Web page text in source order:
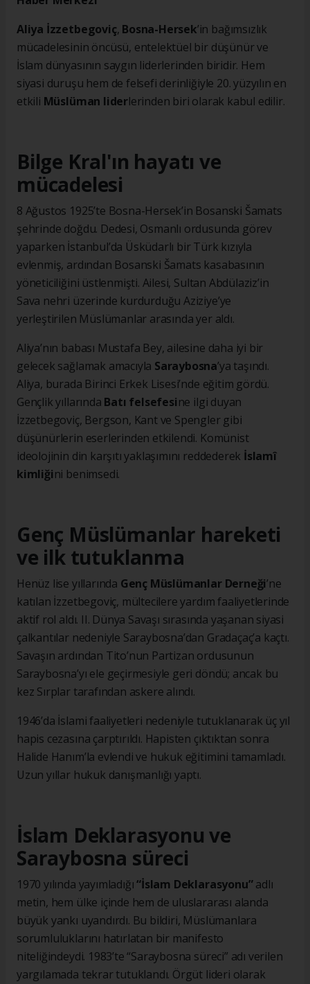
Aliya İzzetbegoviç, Bosna-Hersek’in bağımsızlık
mücadelesinin öncüsü, entelektüel bir düşünür ve
İslam dünyasının saygın liderlerinden biridir. Hem
siyasi duruşu hem de felsefi derinliğiyle 20. yüzyılın en
etkili Müslüman liderlerinden biri olarak kabul edilir.
Bilge Kral'ın hayatı ve
mücadelesi
8 Ağustos 1925’te Bosna-Hersek’in Bosanski Šamats
şehrinde doğdu. Dedesi, Osmanlı ordusunda görev
yaparken İstanbul’da Üsküdarlı bir Türk kızıyla
evlenmiş, ardından Bosanski Šamats kasabasının
yöneticiliğini üstlenmişti. Ailesi, Sultan Abdülaziz’in
Sava nehri üzerinde kurdurduğu Aziziye’ye
yerleştirilen Müslümanlar arasında yer aldı.
Aliya’nın babası Mustafa Bey, ailesine daha iyi bir
gelecek sağlamak amacıyla Saraybosna’ya taşındı.
Aliya, burada Birinci Erkek Lisesi’nde eğitim gördü.
Gençlik yıllarında Batı felsefesine ilgi duyan
İzzetbegoviç, Bergson, Kant ve Spengler gibi
düşünürlerin eserlerinden etkilendi. Komünist
ideolojinin din karşıtı yaklaşımını reddederek İslamî
kimliğini benimsedi.
Genç Müslümanlar hareketi
ve ilk tutuklanma
Henüz lise yıllarında Genç Müslümanlar Derneği’ne
katılan İzzetbegoviç, mültecilere yardım faaliyetlerinde
aktif rol aldı. II. Dünya Savaşı sırasında yaşanan siyasi
çalkantılar nedeniyle Saraybosna’dan Gradaçaç’a kaçtı.
Savaşın ardından Tito’nun Partizan ordusunun
Saraybosna’yı ele geçirmesiyle geri döndü; ancak bu
kez Sırplar tarafından askere alındı.
1946’da İslami faaliyetleri nedeniyle tutuklanarak üç yıl
hapis cezasına çarptırıldı. Hapisten çıktıktan sonra
Halide Hanım’la evlendi ve hukuk eğitimini tamamladı.
Uzun yıllar hukuk danışmanlığı yaptı.
İslam Deklarasyonu ve
Saraybosna süreci
1970 yılında yayımladığı“İslam Deklarasyonu”adlı
metin, hem ülke içinde hem de uluslararası alanda
büyük yankı uyandırdı. Bu bildiri, Müslümanlara
sorumluluklarını hatırlatan bir manifesto
niteliğindeydi. 1983’te “Saraybosna süreci” adı verilen
yargılamada tekrar tutuklandı. Örgüt lideri olarak